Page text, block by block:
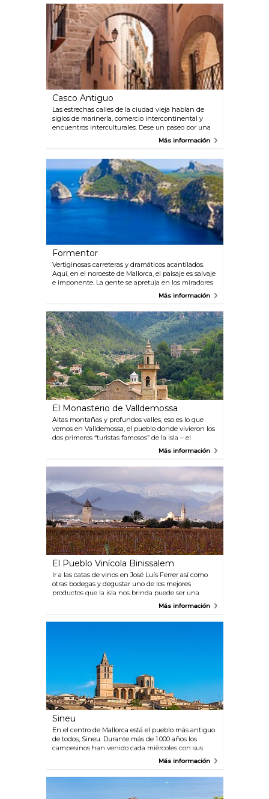
el proyecto de restauración a principios del siglo 20,
pero renunció por una disputa con el contratista.
Esta hermosa maravilla arquitectónica ofrece
impresionantes vistas en todas las direcciones, y es
el punto de partida perfecto para un recorrido a pie
por la ciudad.
Casco Antiguo
Las estrechas calles de la ciudad vieja hablan de
siglos de marinería, comercio intercontinental y
encuentros interculturales. Dese un paseo por una
de las mayores áreas de edificios antiguos en
Más información
Formentor
Vertiginosas carreteras y dramáticos acantilados.
Aquí, en el noroeste de Mallorca, el paisaje es salvaje
e imponente. La gente se apretuja en los miradores
junto a la carretera para sacar su ansiada foto
piel de gallina.
Más información
El Monasterio de Valldemossa
Altas montañas y profundos valles, eso es lo que
vemos en Valldemossa, el pueblo donde vivieron los
dos primeros “turistas famosos” de la isla – el
compositor Frédéric Chopin y la escritora George
Sand – en 1838. Todas las celdas de los monjes están
en hilera y tienen su propia salida al jardín, el cual
magnolias y una increíble vista sobre el valle.
Más información
El Pueblo Vinícola Binissalem
Ir a las catas de vinos en José Luís Ferrer así como
otras bodegas y degustar uno de los mejores
productos que la isla nos brinda puede ser una
experiencia memorable. Año tras año, los vino de
Durante las fiestas de la vendimia en septiembre,
Más información
Sineu
En el centro de Mallorca está el pueblo más antiguo
de todos, Sineu. Durante más de 1.000 años los
campesinos han venido cada miércoles con sus
vacas, toros, caballos, ovejas, patos, gallinas y cisnes
Más información